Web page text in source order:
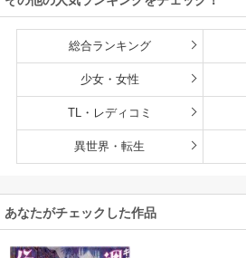
総合ランキング
少女・女性
TL・レディコミ
異世界・転生
あなたがチェックした作品